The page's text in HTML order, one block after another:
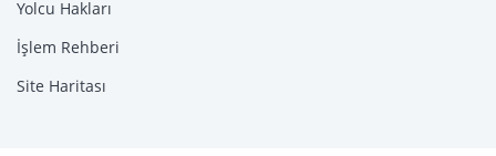
Yolcu Hakları
İşlem Rehberi
Site Haritası